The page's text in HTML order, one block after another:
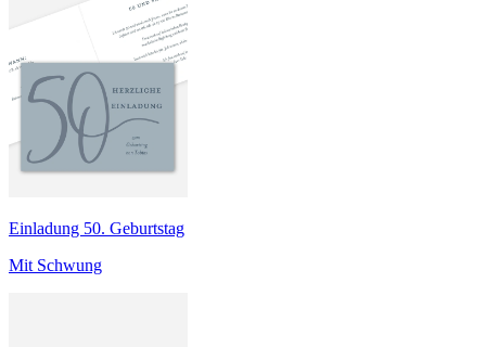
Einladung 50. Geburtstag
Mit Schwung